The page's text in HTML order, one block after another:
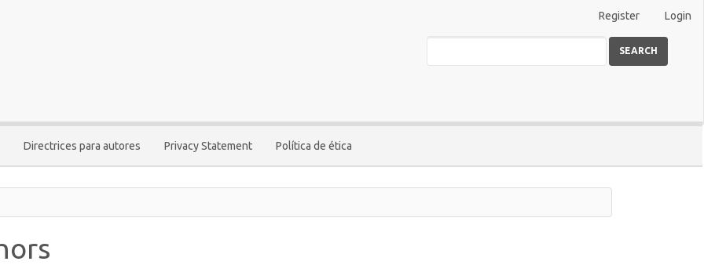
Register Login
Directrices para autores Privacy Statement Política de ética
SEARCH